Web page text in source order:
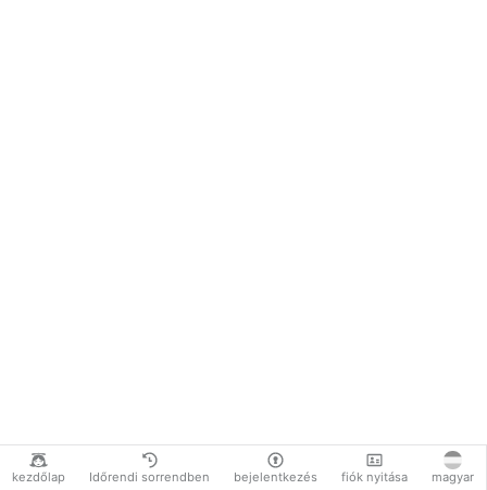
kezdőlap Időrendi sorrendben bejelentkezés fiók nyitása magyar